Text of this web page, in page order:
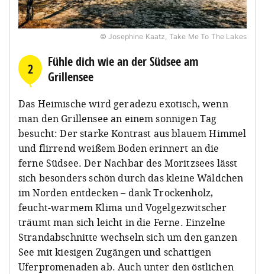
© Josephine Kaatz, Take Me To The Lakes
2
Fühle dich wie an der Südsee am
Grillensee
Das Heimische wird geradezu exotisch, wenn
man den Grillensee an einem sonnigen Tag
besucht: Der starke Kontrast aus blauem Himmel
und flirrend weißem Boden erinnert an die
ferne Südsee. Der Nachbar des Moritzsees lässt
sich besonders schön durch das kleine Wäldchen
im Norden entdecken – dank Trockenholz,
feucht-warmem Klima und Vogelgezwitscher
träumt man sich leicht in die Ferne. Einzelne
Strandabschnitte wechseln sich um den ganzen
See mit kiesigen Zugängen und schattigen
Uferpromenaden ab. Auch unter den östlichen